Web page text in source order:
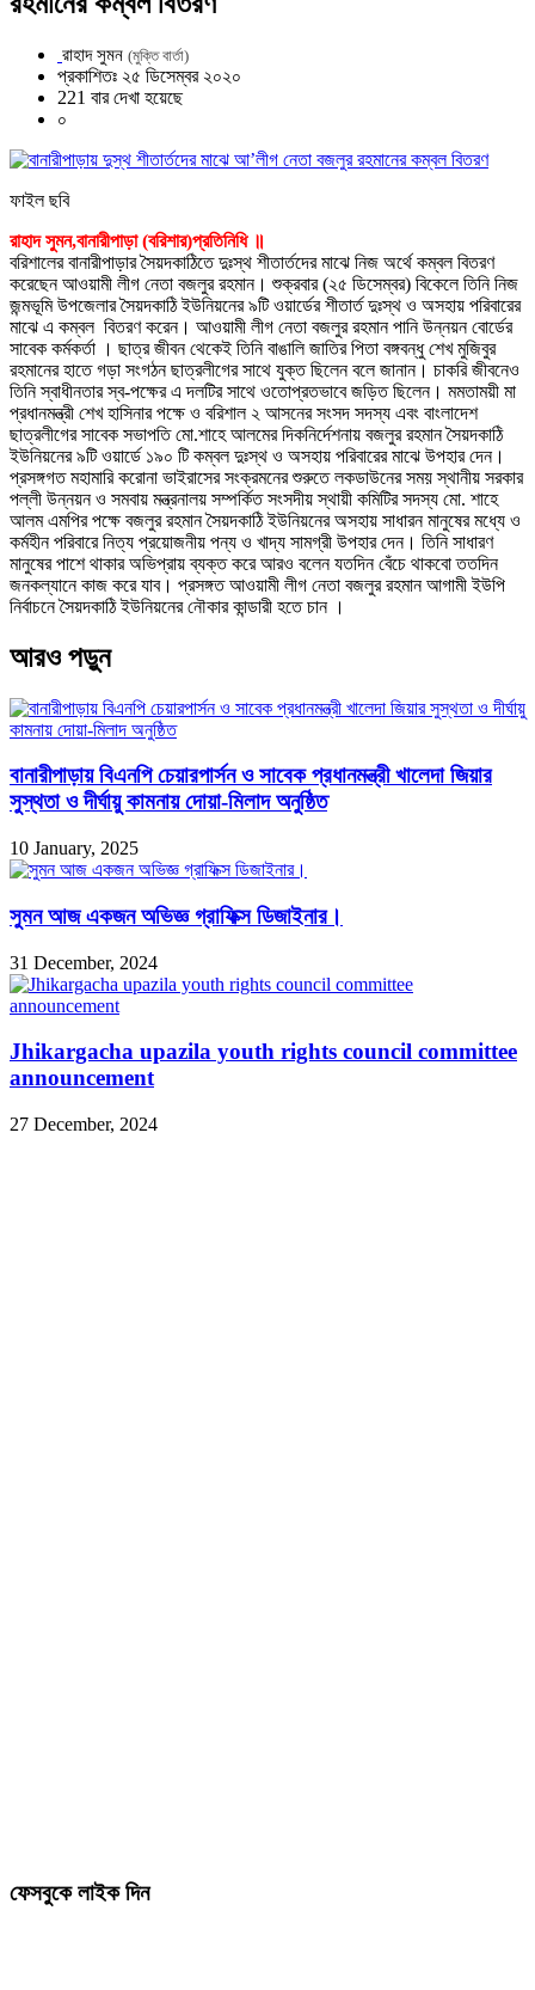
রাহাদ সুমন (মুক্তি বার্তা)
প্রকাশিতঃ ২৫ ডিসেম্বর ২০২০
221 বার দেখা হয়েছে
০
ফাইল ছবি
রাহাদ সুমন,বানারীপাড়া (বরিশার)প্রতিনিধি ॥
বরিশালের বানারীপাড়ার সৈয়দকাঠিতে দুঃস্থ শীতার্তদের মাঝে নিজ অর্থে কম্বল বিতরণ
করেছেন আওয়ামী লীগ নেতা বজলুর রহমান। শুক্রবার (২৫ ডিসেম্বর) বিকেলে তিনি নিজ
জন্মভূমি উপজেলার সৈয়দকাঠি ইউনিয়নের ৯টি ওয়ার্ডের শীতার্ত দুঃস্থ ও অসহায় পরিবারের
মাঝে এ কম্বল বিতরণ করেন। আওয়ামী লীগ নেতা বজলুর রহমান পানি উন্নয়ন বোর্ডের
সাবেক কর্মকর্তা । ছাত্র জীবন থেকেই তিনি বাঙালি জাতির পিতা বঙ্গবন্ধু শেখ মুজিবুর
রহমানের হাতে গড়া সংগঠন ছাত্রলীগের সাথে যুক্ত ছিলেন বলে জানান। চাকরি জীবনেও
তিনি স্বাধীনতার স্ব-পক্ষের এ দলটির সাথে ওতোপ্রতভাবে জড়িত ছিলেন। মমতাময়ী মা
প্রধানমন্ত্রী শেখ হাসিনার পক্ষে ও বরিশাল ২ আসনের সংসদ সদস্য এবং বাংলাদেশ
ছাত্রলীগের সাবেক সভাপতি মো.শাহে আলমের দিকনির্দেশনায় বজলুর রহমান সৈয়দকাঠি
ইউনিয়নের ৯টি ওয়ার্ডে ১৯০ টি কম্বল দুঃস্থ ও অসহায় পরিবারের মাঝে উপহার দেন।
প্রসঙ্গগত মহামারি করোনা ভাইরাসের সংক্রমনের শুরুতে লকডাউনের সময় স্থানীয় সরকার
পল্লী উন্নয়ন ও সমবায় মন্ত্রনালয় সম্পর্কিত সংসদীয় স্থায়ী কমিটির সদস্য মো. শাহে
আলম এমপির পক্ষে বজলুর রহমান সৈয়দকাঠি ইউনিয়নের অসহায় সাধারন মানুষের মধ্যে ও
কর্মহীন পরিবারে নিত্য প্রয়োজনীয় পন্য ও খাদ্য সামগ্রী উপহার দেন। তিনি সাধারণ
মানুষের পাশে থাকার অভিপ্রায় ব্যক্ত করে আরও বলেন যতদিন বেঁচে থাকবো ততদিন
জনকল্যানে কাজ করে যাব। প্রসঙ্গত আওয়ামী লীগ নেতা বজলুর রহমান আগামী ইউপি
নির্বাচনে সৈয়দকাঠি ইউনিয়নের নৌকার কান্ডারী হতে চান ।
আরও পড়ুন
বানারীপাড়ায় বিএনপি চেয়ারপার্সন ও সাবেক প্রধানমন্ত্রী খালেদা জিয়ার
সুস্থতা ও দীর্ঘায়ু কামনায় দোয়া-মিলাদ অনুষ্ঠিত
10 January, 2025
সুমন আজ একজন অভিজ্ঞ গ্রাফিক্স ডিজাইনার।
31 December, 2024
Jhikargacha upazila youth rights council committee
announcement
27 December, 2024
ফেসবুকে লাইক দিন